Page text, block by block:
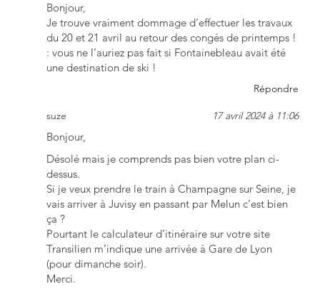
Bonjour,
Je trouve vraiment dommage d’effectuer les travaux
du 20 et 21 avril au retour des congés de printemps !
: vous ne l’auriez pas fait si Fontainebleau avait été
une destination de ski !
Répondre
suze 17 avril 2024 à 11:06
Bonjour,
Désolé mais je comprends pas bien votre plan ci-
dessus.
Si je veux prendre le train à Champagne sur Seine, je
vais arriver à Juvisy en passant par Melun c’est bien
ça ?
Pourtant le calculateur d’itinéraire sur votre site
Transilien m’indique une arrivée à Gare de Lyon
(pour dimanche soir).
Merci.